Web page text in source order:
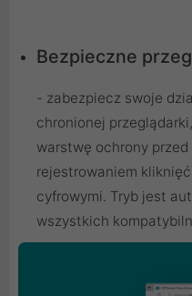
Bezpieczne
- zabezpiecz swoje
chronionej
warstwę ochrony przed
rejestrowaniem
cyfrowymi. Tryb jest
wszystkich